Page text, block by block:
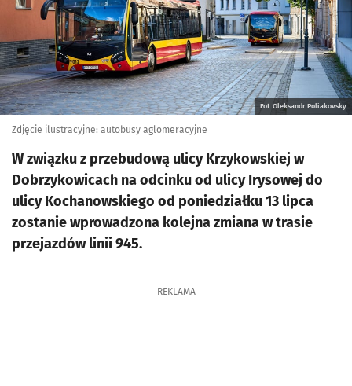
Fot. Oleksandr Poliakovsky
Zdjęcie ilustracyjne: autobusy aglomeracyjne
W związku z przebudową ulicy Krzykowskiej w
Dobrzykowicach na odcinku od ulicy Irysowej do
ulicy Kochanowskiego od poniedziałku 13 lipca
zostanie wprowadzona kolejna zmiana w trasie
przejazdów linii 945.
REKLAMA